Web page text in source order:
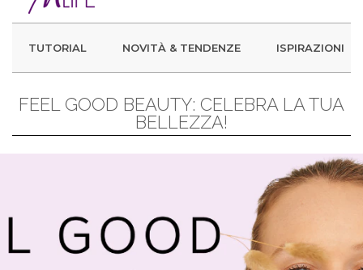
TUTORIAL NOVITÀ & TENDENZE ISPIRAZIONI
FEEL GOOD BEAUTY: CELEBRA LA TUA
BELLEZZA!